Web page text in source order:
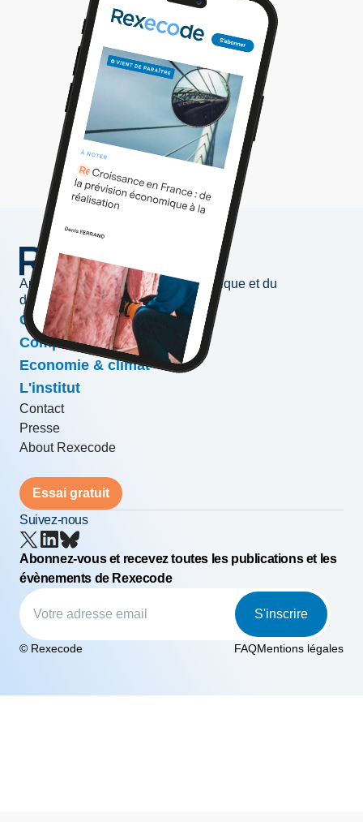
Au service de l'information économique et du
développement des entreprises
Conjoncture & prévisions
Compétitivité & croissance
Economie & climat
L'institut
Contact
Presse
About Rexecode
Essai gratuit
Suivez-nous
Abonnez-vous et recevez toutes les publications et les
évènements de Rexecode
S'inscrire
© Rexecode FAQMentions légales